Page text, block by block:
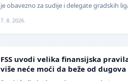
je obavezno za sudije i delegate gradskih
7. 8. 2026.
FSS uvodi velika finansijska
više neće moći da beže od